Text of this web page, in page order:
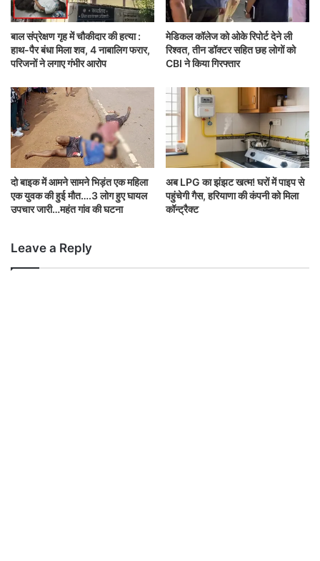
बाल संप्रेक्षण गृह में चौकीदार की हत्या :
हाथ-पैर बंधा मिला शव, 4 नाबालिग फरार,
परिजनों ने लगाए गंभीर आरोप
मेडिकल कॉलेज को ओके रिपोर्ट देने ली
रिश्वत, तीन डॉक्टर सहित छह लोगों को
CBI ने किया गिरफ्तार
दो बाइक में आमने सामने भिड़ंत एक महिला
एक युवक की हुई मौत….3 लोग हुए घायल
उपचार जारी…महंत गांव की घटना
अब LPG का झंझट खत्म! घरों में पाइप से
पहुंचेगी गैस, हरियाणा की कंपनी को मिला
कॉन्ट्रैक्ट
Leave a Reply